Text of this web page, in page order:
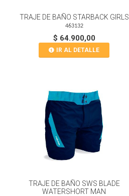
TRAJE DE BAÑO STARBACK GIRLS
463132
$ 64.900,00
IR AL DETALLE
TRAJE DE BAÑO SWS BLADE
WATERSHORT MAN